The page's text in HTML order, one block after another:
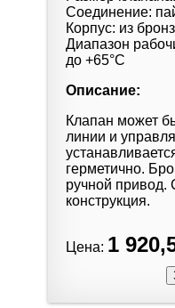
Соединение:
Корпус: из
Диапазон
до +65°С
Описание:
Клапан может
линии и
герметично.
ручной привод.
конструкция.
Цена: 1